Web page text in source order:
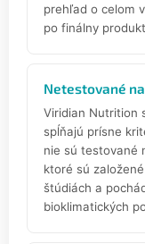
prehľad o celom
po finálny
Netestované
Viridian Nutrition
spĺňajú prísne
nie sú testované
ktoré sú
štúdiách a
bioklimatických